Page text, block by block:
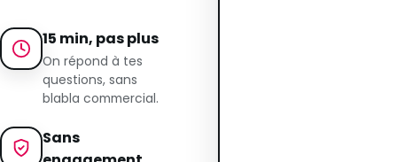
15 min, pas plus
On répond à tes
questions, sans
blabla commercial.
Sans